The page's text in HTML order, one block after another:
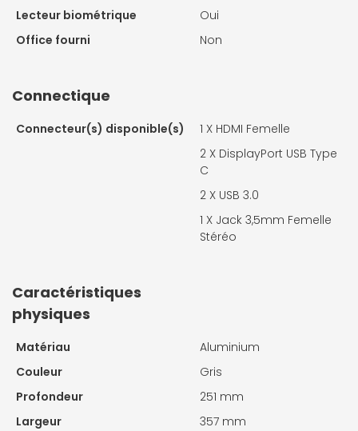
Lecteur biométrique
Oui
Office fourni
Non
Connectique
Connecteur(s) disponible(s) 1 X HDMI Femelle
2 X DisplayPort USB Type
C
2 X USB 3.0
1 X Jack 3,5mm Femelle
Stéréo
Caractéristiques
physiques
Matériau
Aluminium
Couleur
Gris
Profondeur
251 mm
Largeur
357 mm